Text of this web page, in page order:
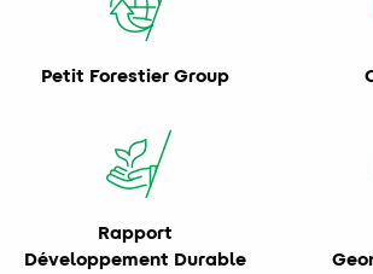
Petit Forestier Group
Rapport
Développement Durable